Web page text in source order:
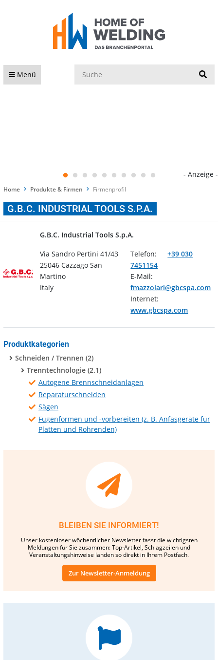
Menü
- Anzeige -
Home Produkte & Firmen Firmenprofil
G.B.C. INDUSTRIAL TOOLS S.P.A.
G.B.C. Industrial Tools S.p.A.
Via Sandro Pertini 41/43
25046 Cazzago San
Martino
Italy
Telefon:
+39 030
7451154
E-Mail:
fmazzolari@gbcspa.com
Internet:
www.gbcspa.com
Produktkategorien
Schneiden / Trennen (2)
Trenntechnologie (2.1)
Autogene Brennschneidanlagen
Reparaturschneiden
Sägen
Fugenformen und -vorbereiten (z. B. Anfasgeräte für
Platten und Rohrenden)
BLEIBEN SIE INFORMIERT!
Unser kostenloser wöchentlicher Newsletter fasst die wichtigsten
Meldungen für Sie zusammen: Top-Artikel, Schlagzeilen und
Veranstaltungshinweise landen so direkt in Ihrem Postfach.
Zur Newsletter-Anmeldung